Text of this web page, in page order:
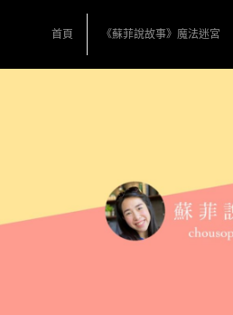
首頁 《蘇菲說故事》魔法迷宮